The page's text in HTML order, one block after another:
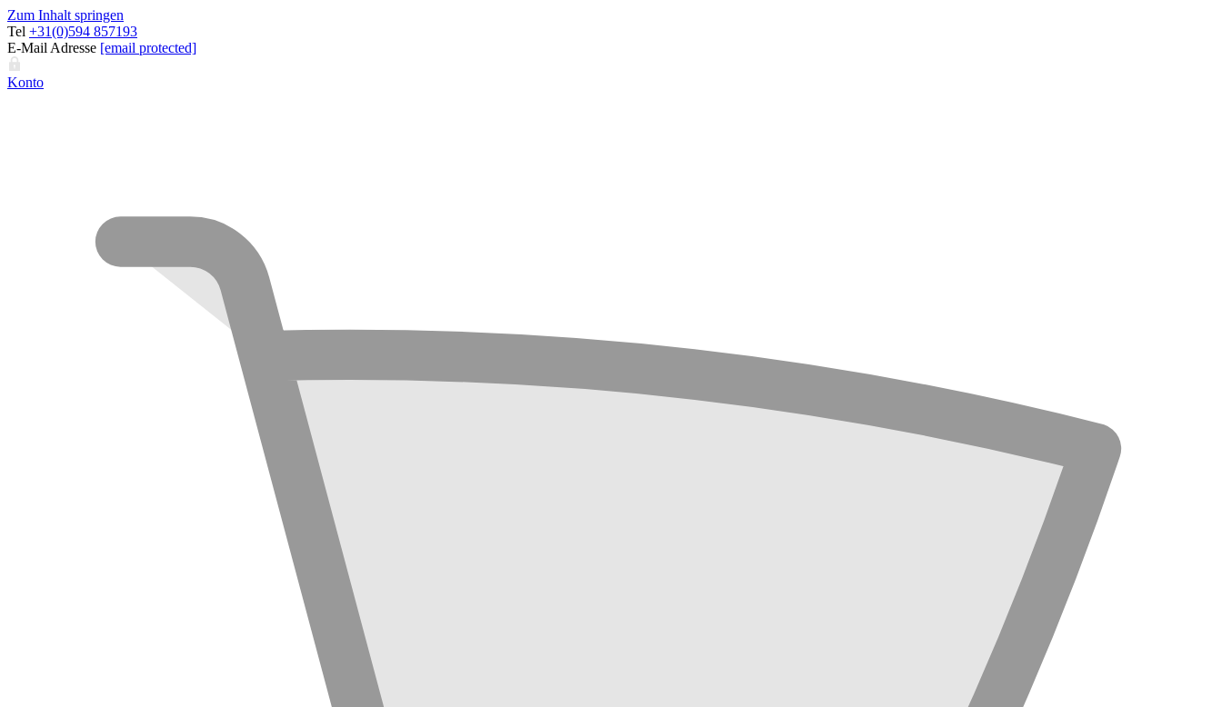
Zum Inhalt springen
Tel +31(0)594 857193
E-Mail Adresse [email protected]
Konto